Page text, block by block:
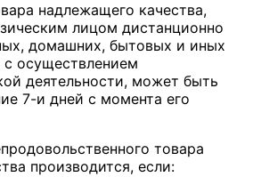
надлежащего качества,
лицом дистанционно
домашних, бытовых и иных
осуществлением
деятельности, может быть
7-и дней с момента его
товара
производится, если: